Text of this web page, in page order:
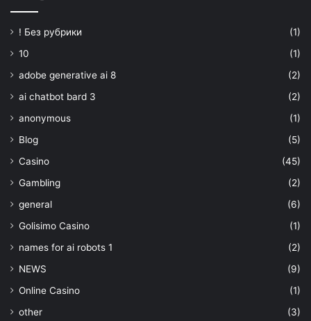
! Без рубрики
(1)
10
(1)
adobe generative ai 8
(2)
ai chatbot bard 3
(2)
anonymous
(1)
Blog
(5)
Casino
(45)
Gambling
(2)
general
(6)
Golisimo Casino
(1)
names for ai robots 1
(2)
NEWS
(9)
Online Casino
(1)
other
(3)